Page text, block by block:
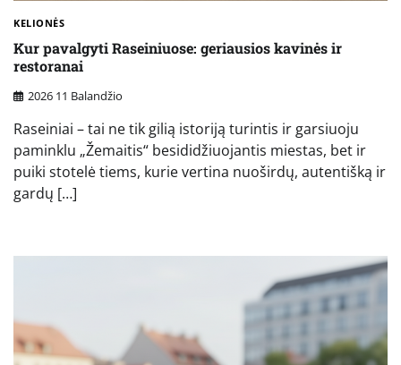
KELIONĖS
Kur pavalgyti Raseiniuose: geriausios kavinės ir
restoranai
2026 11 Balandžio
Raseiniai – tai ne tik gilią istoriją turintis ir garsiuoju
paminklu „Žemaitis“ besididžiuojantis miestas, bet ir
puiki stotelė tiems, kurie vertina nuoširdų, autentišką ir
gardų […]